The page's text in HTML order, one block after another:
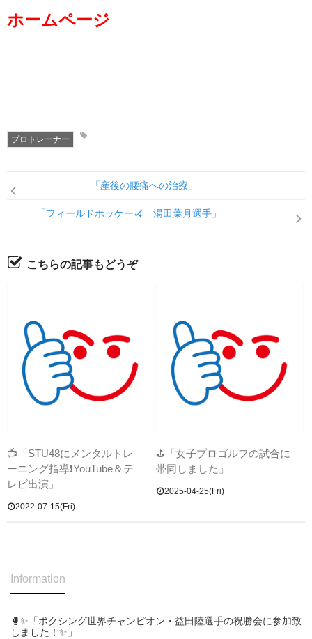
ホームページ
プロトレーナー
「産後の腰痛への治療」
「フィールドホッケー🏑 湯田葉月選手」
こちらの記事もどうぞ
📺「STU48にメンタルトレ
ーニング指導❗YouTube＆テ
レビ出演」
2022-07-15(Fri)
⛳「女子プロゴルフの試合に
帯同しました」
2025-04-25(Fri)
Information
🥊✨「ボクシング世界チャンピオン・益田陸選手の祝勝会に参加致
しました！✨」